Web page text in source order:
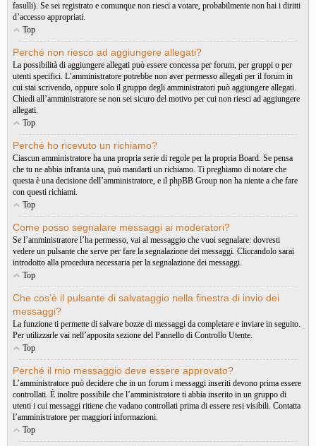
fasulli). Se sei registrato e comunque non riesci a votare, probabilmente non hai i diritti
d’accesso appropriati.
Top
Perché non riesco ad aggiungere allegati?
La possibilità di aggiungere allegati può essere concessa per forum, per gruppi o per
utenti specifici. L’amministratore potrebbe non aver permesso allegati per il forum in
cui stai scrivendo, oppure solo il gruppo degli amministratori può aggiungere allegati.
Chiedi all’amministratore se non sei sicuro del motivo per cui non riesci ad aggiungere
allegati.
Top
Perché ho ricevuto un richiamo?
Ciascun amministratore ha una propria serie di regole per la propria Board. Se pensa
che tu ne abbia infranta una, può mandarti un richiamo. Ti preghiamo di notare che
questa è una decisione dell’amministratore, e il phpBB Group non ha niente a che fare
con questi richiami.
Top
Come posso segnalare messaggi ai moderatori?
Se l’amministratore l’ha permesso, vai al messaggio che vuoi segnalare: dovresti
vedere un pulsante che serve per fare la segnalazione dei messaggi. Cliccandolo sarai
introdotto alla procedura necessaria per la segnalazione dei messaggi.
Top
Che cos’è il pulsante di salvataggio nella finestra di invio dei
messaggi?
La funzione ti permette di salvare bozze di messaggi da completare e inviare in seguito.
Per utilizzarle vai nell’apposita sezione del Pannello di Controllo Utente.
Top
Perché il mio messaggio deve essere approvato?
L’amministratore può decidere che in un forum i messaggi inseriti devono prima essere
controllati. È inoltre possibile che l’amministratore ti abbia inserito in un gruppo di
utenti i cui messaggi ritiene che vadano controllati prima di essere resi visibili. Contatta
l’amministratore per maggiori informazioni.
Top